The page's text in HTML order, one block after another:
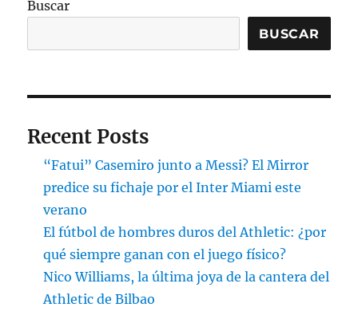
Buscar
BUSCAR
Recent Posts
“Fatui” Casemiro junto a Messi? El Mirror
predice su fichaje por el Inter Miami este
verano
El fútbol de hombres duros del Athletic: ¿por
qué siempre ganan con el juego físico?
Nico Williams, la última joya de la cantera del
Athletic de Bilbao